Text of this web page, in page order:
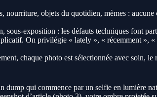
nourriture, objets du quotidien, mèmes : aucune
exposition : les défauts techniques font
On privilégie « lately », « récemment », «
chaque photo est sélectionnée avec soin, le
dump qui commence par un selfie en lumière